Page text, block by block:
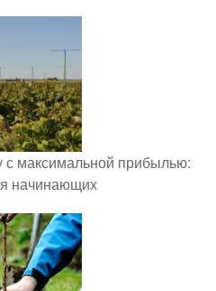
максимальной прибылью:
начинающих